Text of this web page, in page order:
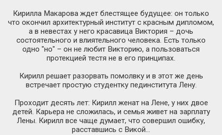
Кирилла Макарова ждет блестящее будущее: он только
что окончил архитектурный институт с красным дипломом,
а в невестах у него красавица Виктория – дочь
состоятельного и влиятельного человека. Есть только
одно "но" – он не любит Викторию, а пользоваться
протекцией тестя не в его принципах.
Кирилл решает разорвать помолвку и в этот же день
встречает простую студентку пединститута Лену.
Проходит десять лет: Кирилл женат на Лене, у них двое
детей. Карьера не сложилась, и семья живет на зарплату
Лены. Кирилл все чаще думает, что совершил ошибку,
расставшись с Викой…